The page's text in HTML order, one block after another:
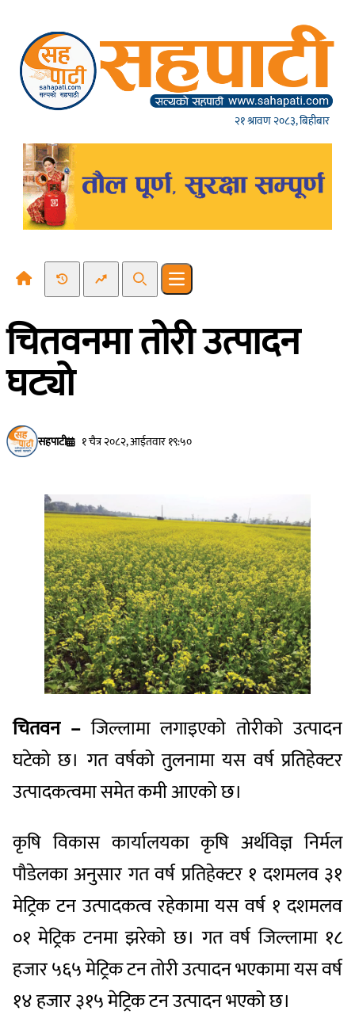
२१ श्रावण २०८३, बिहीबार
Recent NewsTrending News
SearchOpen main menu
चितवनमा तोरी उत्पादन
घट्यो
सहपाटी १ चैत्र २०८२, आईतवार १९:५०
चितवन –जिल्लामा लगाइएको तोरीको उत्पादन
घटेको छ। गत वर्षको तुलनामा यस वर्ष प्रतिहेक्टर
उत्पादकत्वमा समेत कमी आएको छ।
कृषि विकास कार्यालयका कृषि अर्थविज्ञ निर्मल
पौडेलका अनुसार गत वर्ष प्रतिहेक्टर १ दशमलव ३१
मेट्रिक टन उत्पादकत्व रहेकामा यस वर्ष १ दशमलव
०१ मेट्रिक टनमा झरेको छ। गत वर्ष जिल्लामा १८
हजार ५६५ मेट्रिक टन तोरी उत्पादन भएकामा यस वर्ष
१४ हजार ३१५ मेट्रिक टन उत्पादन भएको छ।